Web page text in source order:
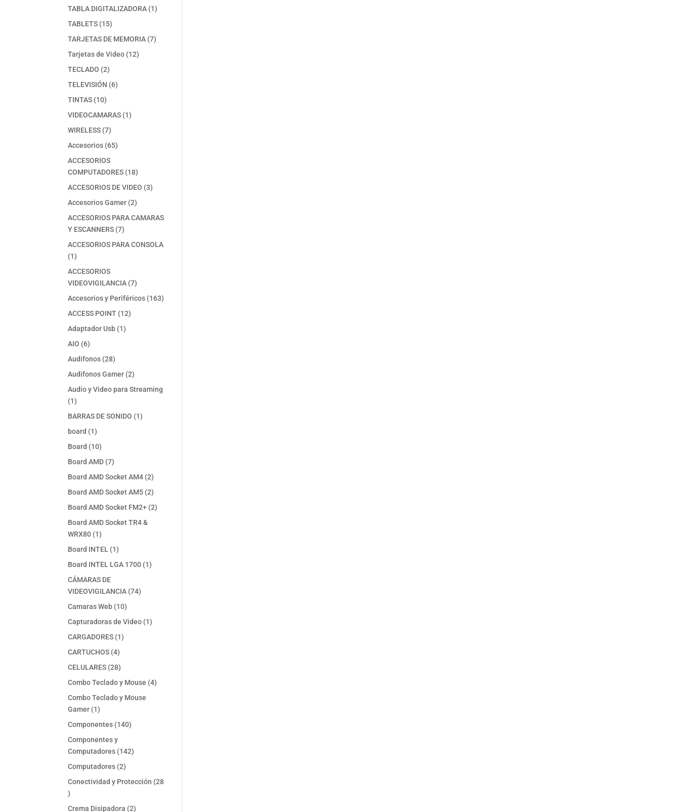
producto
TABLA DIGITALIZADORA 11
TABLETS 1515
productos
TARJETAS DE MEMORIA 77
Tarjetas de Video 1212
TECLADO 22
productos
TELEVISIÓN 66
TINTAS 1010
productos
VIDEOCAMARAS 11
WIRELESS 77
productos
Accesorios 6565
ACCESORIOS
COMPUTADORES 1818
productos
ACCESORIOS DE VIDEO 33
Accesorios Gamer 22
productos
ACCESORIOS PARA CAMARAS
Y ESCANNERS 77
productos
ACCESORIOS PARA CONSOLA
11
producto
ACCESORIOS
VIDEOVIGILANCIA 77
productos
Accesorios y Periféricos 163163
ACCESS POINT 1212
Adaptador Usb 11
AIO 66
productos
Audifonos 2828
productos
Audifonos Gamer 22
productos
Audio y Video para Streaming
11
producto
BARRAS DE SONIDO 11
board 11
producto
Board 1010
productos
Board AMD 77
productos
Board AMD Socket AM4 22
productos
Board AMD Socket AM5 22
productos
Board AMD Socket FM2+ 22
Board AMD Socket TR4 &
WRX80 11
producto
Board INTEL 11
producto
Board INTEL LGA 1700 11
CÁMARAS DE
VIDEOVIGILANCIA 7474
Camaras Web 1010
productos
Capturadoras de Video 11
CARGADORES 11
CARTUCHOS 44
productos
CELULARES 2828
productos
Combo Teclado y Mouse 44
Combo Teclado y Mouse
Gamer 11
producto
Componentes 140140
Componentes y
Computadores 142142
Computadores 22
productos
Conectividad y Protección 28
28
productos
Crema Disipadora 22